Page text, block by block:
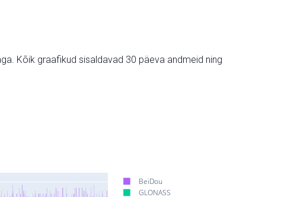
Kõik graafikud sisaldavad 30 päeva andmeid ning
BeiDou
GLONASS